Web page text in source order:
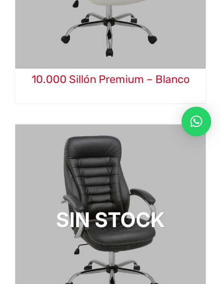
10.000 Sillón Premium – Blanco